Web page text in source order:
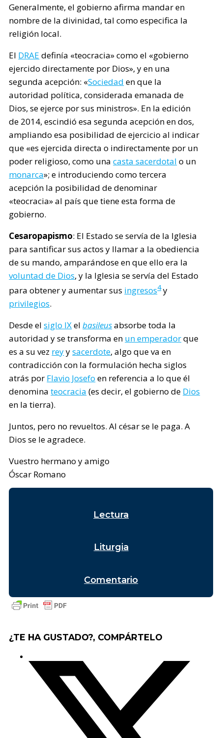
Generalmente, el gobierno afirma mandar en
nombre de la divinidad, tal como especifica la
religión local.
El DRAE definía «teocracia» como el «gobierno
ejercido directamente por Dios», y en una
segunda acepción: «Sociedad en que la
autoridad política, considerada emanada de
Dios, se ejerce por sus ministros». En la edición
de 2014, escindió esa segunda acepción en dos,
ampliando esa posibilidad de ejercicio al indicar
que «es ejercida directa o indirectamente por un
poder religioso, como unacasta sacerdotal o un
monarca»; e introduciendo como tercera
acepción la posibilidad de denominar
«teocracia» al país que tiene esta forma de
gobierno.
Cesaropapismo: El Estado se servía de la Iglesia
para santificar sus actos y llamar a la obediencia
de su mando, amparándose en que ello era la
voluntad de Dios, y la Iglesia se servía del Estado
para obtener y aumentar sus ingresos4y
privilegios.
Desde elsiglo IXelbasileusabsorbe toda la
autoridad y se transforma en un emperadorque
es a su vez reyysacerdote, algo que va en
contradicción con la formulación hecha siglos
atrás por Flavio Josefo en referencia a lo que él
denominateocracia (es decir, el gobierno de Dios
en la tierra).
Juntos, pero no revueltos. Al césar se le paga. A
Dios se le agradece.
Vuestro hermano y amigo
Óscar Romano
Lectura
Liturgia
Comentario
¿TE HA GUSTADO?, COMPÁRTELO